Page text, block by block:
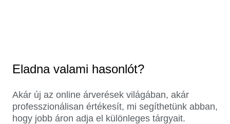
Eladna valami hasonlót?
Akár új az online árverések világában, akár
professzionálisan értékesít, mi segíthetünk abban,
hogy jobb áron adja el különleges tárgyait.